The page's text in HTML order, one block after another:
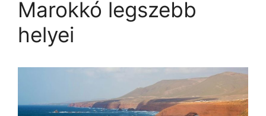
Marokkó legszebb
helyei